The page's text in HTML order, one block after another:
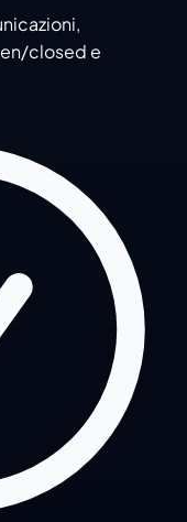
closed e